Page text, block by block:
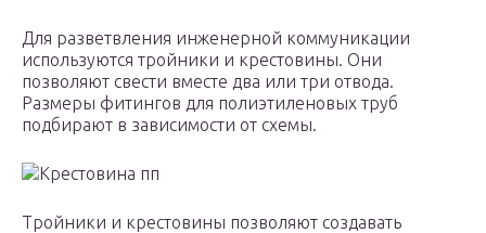
Для разветвления инженерной коммуникации
используются тройники и крестовины. Они
позволяют свести вместе два или три отвода.
Размеры фитингов для полиэтиленовых труб
подбирают в зависимости от схемы.
Крестовина пп
Тройники и крестовины позволяют создавать